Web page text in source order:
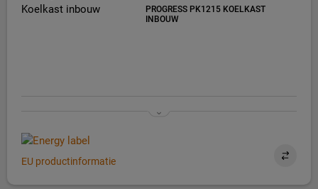
PROGRESS PK1215 KOELKAST
INBOUW
EU productinformatie